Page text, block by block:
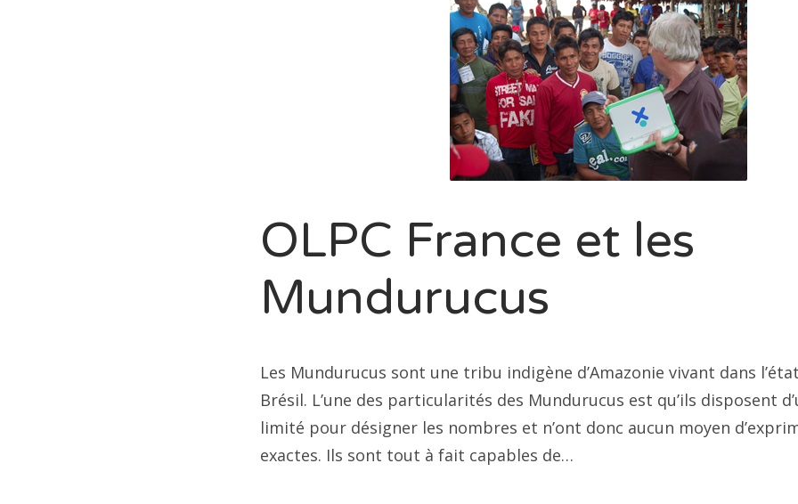
OLPC France et les
Mundurucus
Les Mundurucus sont une tribu indigène d’Amazonie vivant dans l’état
Brésil. L’une des particularités des Mundurucus est qu’ils disposent
limité pour désigner les nombres et n’ont donc aucun moyen
exactes. Ils sont tout à fait capables de…